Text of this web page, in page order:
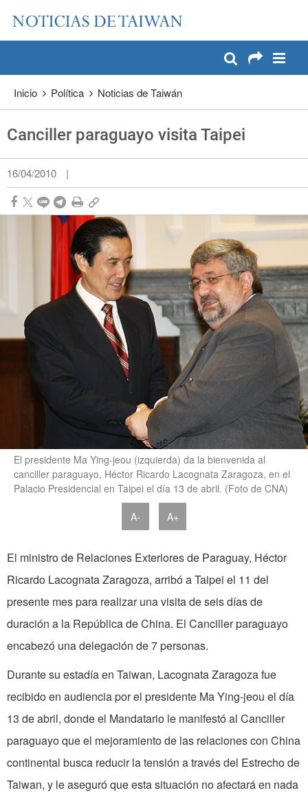
Pase a contenido principal
Inicio Política Noticias de Taiwán
Canciller paraguayo visita Taipei
16/04/2010 |
El presidente Ma Ying-jeou (izquierda) da la bienvenida al
canciller paraguayo, Héctor Ricardo Lacognata Zaragoza, en el
Palacio Presidencial en Taipei el día 13 de abril. (Foto de CNA)
A- A+
El ministro de Relaciones Exteriores de Paraguay, Héctor
Ricardo Lacognata Zaragoza, arribó a Taipei el 11 del
presente mes para realizar una visita de seis días de
duración a la Repúblicade China. El Canciller paraguayo
encabezó una delegación de 7 personas.
Durante su estadía en Taiwan, Lacognata Zaragoza fue
recibido en audiencia por el presidente Ma Ying-jeou el día
13 de abril, donde el Mandatario le manifestó al Canciller
paraguayo que el mejoramiento de las relaciones con China
continental busca reducir la tensión a través del Estrecho de
Taiwan, y le aseguró que esta situación no afectará en nada